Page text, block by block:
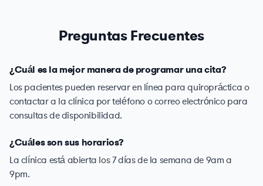
Preguntas Frecuentes
¿Cuál es la mejor manera de programar una cita?
Los pacientes pueden reservar en línea para quiropráctica o
contactar a la clínica por teléfono o correo electrónico para
consultas de disponibilidad.
¿Cuáles son sus horarios?
La clínica está abierta los 7 días de la semana de 9am a
9pm.